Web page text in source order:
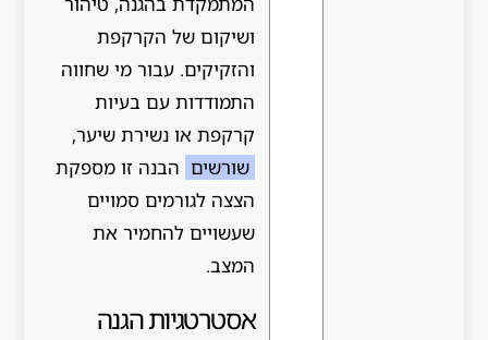
ושיקום של הקרקפת
והזקיקים. עבור מי שחווה
התמודדות עם בעיות
קרקפת או נשירת שיער,
הבנה זו מספקת
הצצה לגורמים סמויים
שעשויים להחמיר את
אסטרטגיות הגנה